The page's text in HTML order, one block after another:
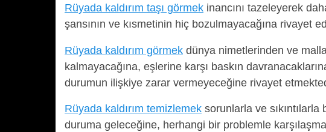
Rüyada kaldırım taşı görmek inancını tazeleyerek
şansının ve kısmetinin hiç bozulmayacağına rivayet
Rüyada kaldırım görmek dünya nimetlerinden ve
kalmayacağına, eşlerine karşı baskın
durumun ilişkiye zarar vermeyeceğine rivayet
Rüyada kaldırım temizlemek sorunlarla ve
duruma geleceğine, herhangi bir problemle